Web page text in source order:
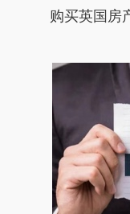
购买英国房